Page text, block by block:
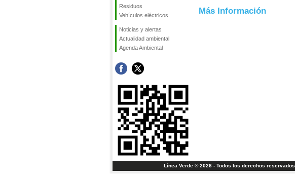
Residuos
Vehículos eléctricos
Noticias y alertas
Actualidad ambiental
Agenda Ambiental
Más Información
Línea Verde ® 2026 - Todos los derechos reservados